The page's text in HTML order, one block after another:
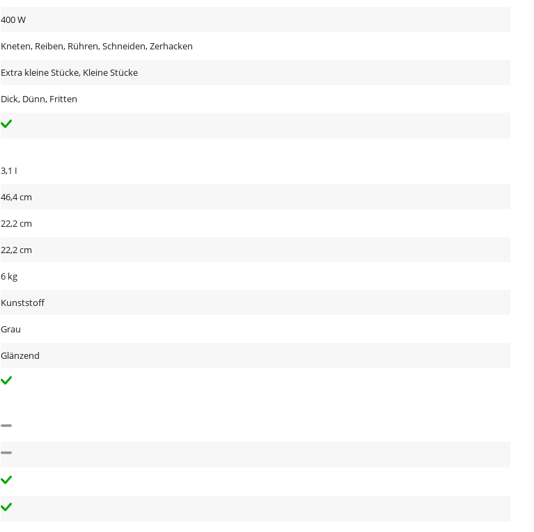
400 W
Kneten, Reiben, Rühren, Schneiden, Zerhacken
Extra kleine Stücke, Kleine Stücke
Dick, Dünn, Fritten
3,1 I
46,4 cm
22,2 cm
22,2 cm
6 kg
Kunststoff
Grau
Glänzend